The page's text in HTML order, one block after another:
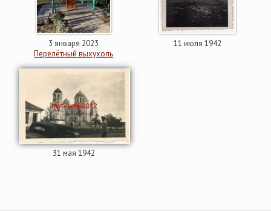
3 января 2023
Перелётный выхухоль
11 июля 1942
31 мая 1942